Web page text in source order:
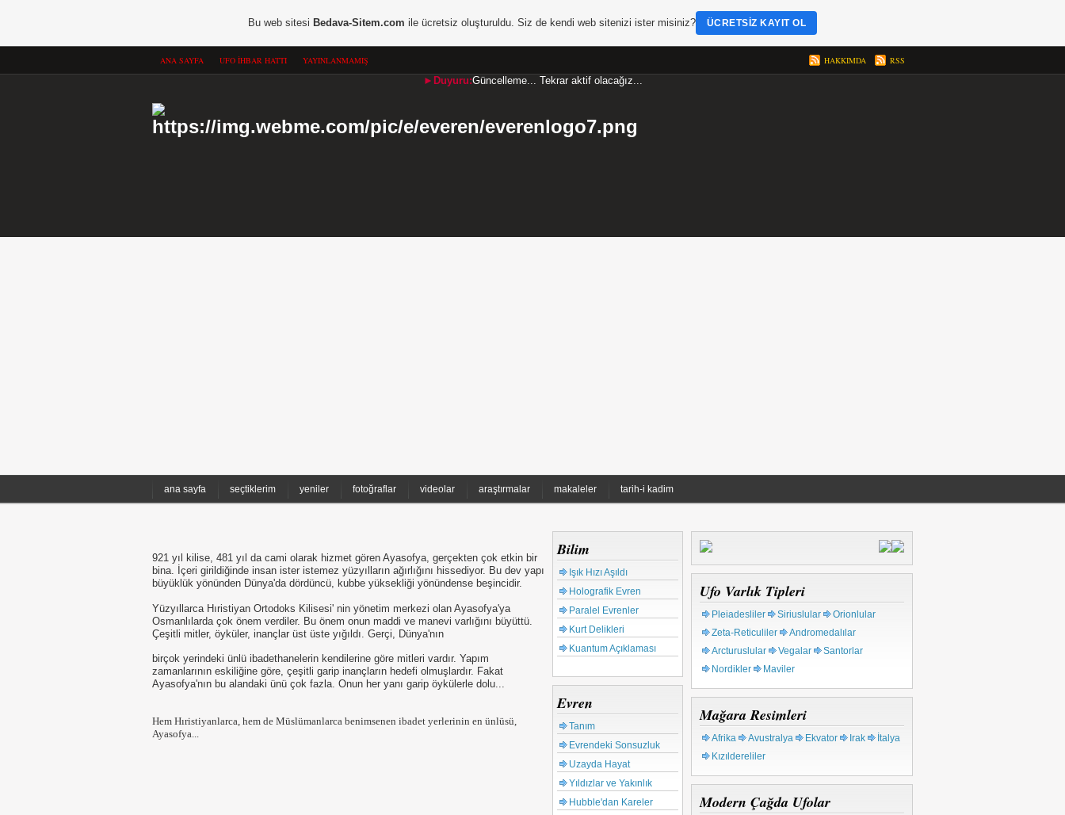
ANA SAYFA UFO İHBAR HATTI YAYINLANMAMIŞ HAKKIMDA RSS
►Duyuru:Güncelleme... Tekrar aktif olacağız...
ana sayfa seçtiklerim yeniler fotoğraflar videolar araştırmalar makaleler tarih-i kadim
921 yıl kilise, 481 yıl da cami olarak hizmet gören Ayasofya, gerçekten çok etkin bir
bina. İçeri girildiğinde insan ister istemez yüzyılların ağırlığını hissediyor. Bu dev yapı
büyüklük yönünden Dünya'da dördüncü, kubbe yüksekliği yönündense beşincidir.
Yüzyıllarca Hıristiyan Ortodoks Kilisesi' nin yönetim merkezi olan Ayasofya'ya
Osmanlılarda çok önem verdiler. Bu önem onun maddi ve manevi varlığını büyüttü.
Çeşitli mitler, öyküler, inançlar üst üste yığıldı. Gerçi, Dünya'nın
birçok yerindeki ünlü ibadethanelerin kendilerine göre mitleri vardır. Yapım
zamanlarının eskiliğine göre, çeşitli garip inançların hedefi olmuşlardır. Fakat
Ayasofya'nın bu alandaki ünü çok fazla. Onun her yanı garip öykülerle dolu...
Hem Hıristiyanlarca, hem de Müslümanlarca benimsenen ibadet yerlerinin en ünlüsü,
Ayasofya...
Bilim
Işık Hızı Aşıldı
Holografik Evren
Paralel Evrenler
Kurt Delikleri
Kuantum Açıklaması
Evren
Tanım
Evrendeki Sonsuzluk
Uzayda Hayat
Yıldızlar ve Yakınlık
Hubble'dan Kareler
Ufo Varlık Tipleri
Pleiadesliler Siriuslular
Orionlular
Zeta-Reticuliler
Andromedalılar
Arcturuslular
Vegalar
Santorlar
Nordikler
Maviler
Mağara Resimleri
Afrika Avustralya Ekvator Irak
İtalya
Kızıldereliler
Modern Çağda Ufolar
Bu web sitesi Bedava-Sitem.com ile ücretsiz oluşturuldu. Siz de kendi web sitenizi ister misiniz? ÜCRETSIZ KAYIT OL